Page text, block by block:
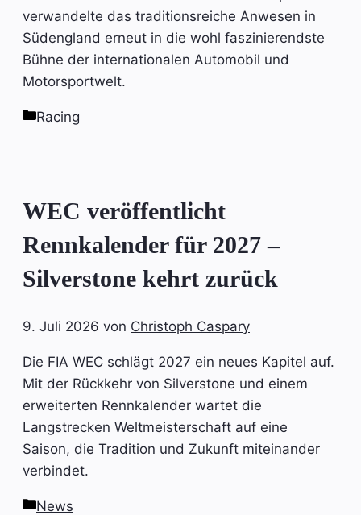
verwandelte das traditionsreiche Anwesen in
Südengland erneut in die wohl faszinierendste
Bühne der internationalen Automobil und
Motorsportwelt.
Kategorien
Racing
WEC veröffentlicht
Rennkalender für 2027 –
Silverstone kehrt zurück
9. Juli 2026 von Christoph Caspary
Die FIA WEC schlägt 2027 ein neues Kapitel auf.
Mit der Rückkehr von Silverstone und einem
erweiterten Rennkalender wartet die
Langstrecken Weltmeisterschaft auf eine
Saison, die Tradition und Zukunft miteinander
verbindet.
Kategorien
News